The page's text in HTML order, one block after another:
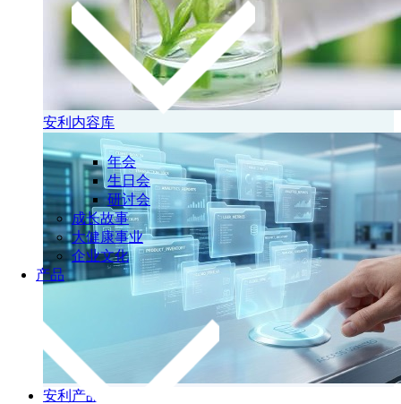
安利内容库
安利产品
年会
生日会
研讨会
成长故事
大健康事业
企业文化
产品